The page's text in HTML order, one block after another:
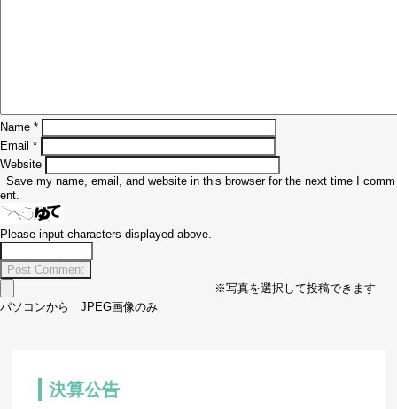
Name *
Email *
Website
Save my name, email, and website in this browser for the next time I comm
ent.
Please input characters displayed above.
※写真を選択して投稿できます
パソコンから JPEG画像のみ
決算公告